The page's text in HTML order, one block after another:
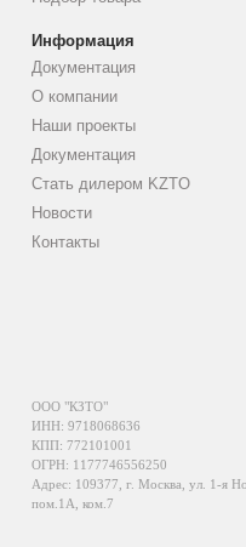
Информация
Документация
О компании
Наши проекты
Документация
Стать дилером KZTO
Новости
Контакты
ООО "КЗТО"
ИНН: 9718068636
КПП: 772101001
ОГРН: 1177746556250
Адрес: 109377, г. Москва, ул. 1-я
пом.1А, ком.7